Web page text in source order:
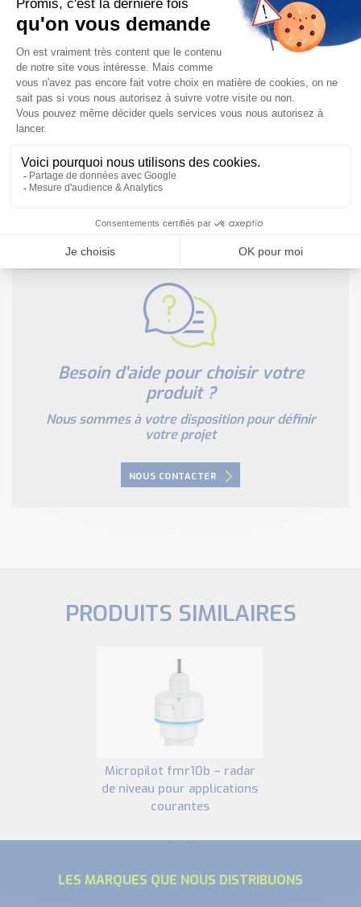
Aucune ouverture de boîtier requise
Besoin d'informations complémentaires ?
Notre documentation technique est à votre disposition
JE TÉLÉCHARGE
NOUS CONTACTER
Besoin d'aide pour choisir votre
produit ?
Nous sommes à votre disposition pour définir
votre projet
NOUS CONTACTER
PRODUITS SIMILAIRES
micropilot fmr10b – radar
de niveau pour applications
courantes
LES MARQUES QUE NOUS DISTRIBUONS